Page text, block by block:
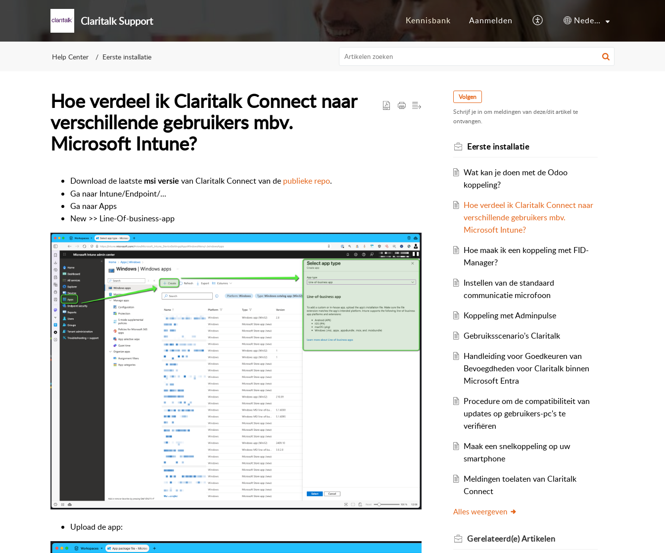
Claritalk Support Kennisbank Aanmelden Nederlands
Help Center Eerste installatie
Hoe verdeel ik Claritalk Connect naar
verschillende gebruikers mbv.
Microsoft Intune?
Download de laatste msi versie van Claritalk Connect van de publieke repo.
Ga naar Intune/Endpoint/...
Ga naar Apps
New >> Line-Of-business-app
Upload de app:
Volgen
Schrijf je in om meldingen van deze/dit artikel te
ontvangen.
Eerste installatie
Wat kan je doen met de Odoo
koppeling?
Hoe verdeel ik Claritalk Connect naar
verschillende gebruikers mbv.
Microsoft Intune?
Hoe maak ik een koppeling met FID-
Manager?
Instellen van de standaard
communicatie microfoon
Koppeling met Adminpulse
Gebruiksscenario's Claritalk
Handleiding voor Goedkeuren van
Bevoegdheden voor Claritalk binnen
Microsoft Entra
Procedure om de compatibiliteit van
updates op gebruikers-pc's te
verifiëren
Maak een snelkoppeling op uw
smartphone
Meldingen toelaten van Claritalk
Connect
Alles weergeven
Gerelateerd(e)Artikelen